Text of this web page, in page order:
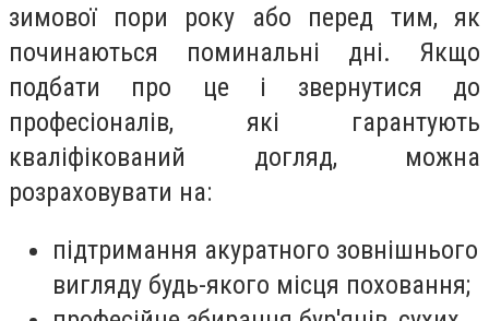
зимової пори року або перед тим, як
починаються поминальні дні. Якщо
подбати про це і звернутися до
професіоналів, які гарантують
кваліфікований догляд, можна
розраховувати на:
підтримання акуратного зовнішнього
вигляду будь-якого місця поховання;